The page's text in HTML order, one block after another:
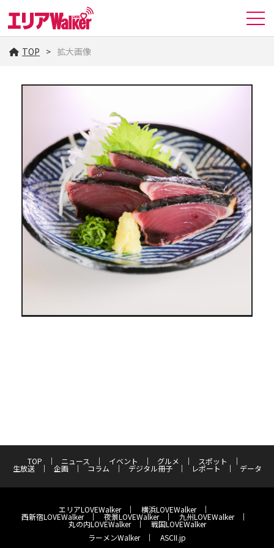
TOP 拡大画像
TOP ニュース イベント グルメ スポット
生放送 企画 コラム デジタル冊子 レポート データ
エリアLOVEWalker 横浜LOVEWalker
西新宿LOVEWalker 夜景LOVEWalker 九州LOVEWalker
丸の内LOVEWalker
戦国LOVEWalker
ラーメンWalker
ASCII.jp